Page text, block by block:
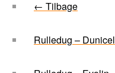
← Tilbage
Rulledug – Dunicel